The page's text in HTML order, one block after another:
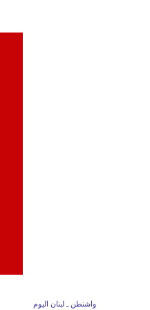
واشنطن ـ لبنان اليوم